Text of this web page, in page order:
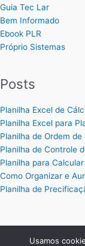
Guia Tec Lar
Bem Informado
Ebook PLR
Próprio Sistemas
Posts
Planilha Excel de
Planilha Excel para
Planilha de Ordem
Planilha de Controle
Planilha para
Como Organizar e
Planilha de
Usamos